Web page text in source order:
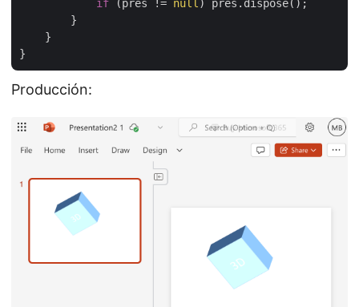
if (pres != null ) pres.dispose();
        }
    }
Producción: